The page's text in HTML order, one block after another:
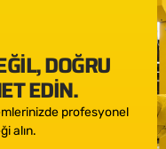
DOĞRU
EDIN.
profesyonel
alın.